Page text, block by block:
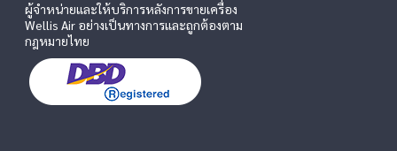
ผู้จำหน่ายและให้บริการหลังการขายเครื่อง
Wellis Air อย่างเป็นทางการและถูกต้องตาม
กฎหมายไทย